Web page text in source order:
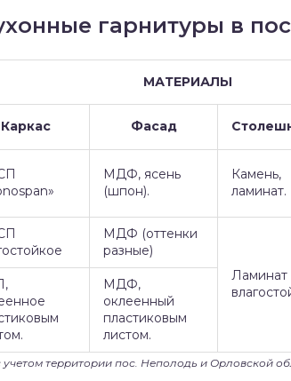
гарнитуры в
МАТЕРИАЛЫ
Каркас Фасад
МДФ, ясень
(шпон).
Камень,
ламинат.
МДФ (оттенки
разные)
Ламинат
МДФ,
оклеенный
пластиковым
листом.
территории пос. Неполодь и Орловской